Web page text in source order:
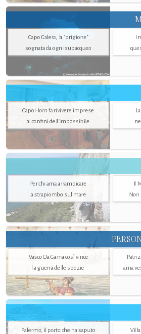
Capo Galera, la "prigione"
sognata da ogni subacqueo
Capo Horn fa rivivere imprese
ai confini dell’impossibile
Per chi ama arrampicare
a strapiombo sul mare
Il
Non
Vasco Da Gama così vince
la guerra delle spezie
ama
Palermo, il porto che ha saputo